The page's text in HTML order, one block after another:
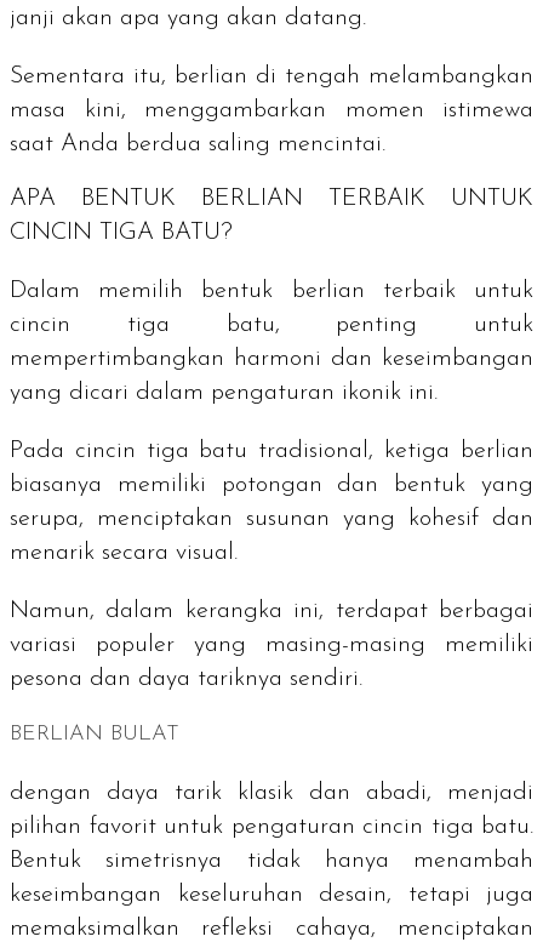
janji akan apa yang akan datang.
Sementara itu, berlian di tengah melambangkan
masa kini, menggambarkan momen istimewa
saat Anda berdua saling mencintai.
APA BENTUK BERLIAN TERBAIK UNTUK
CINCIN TIGA BATU?
Dalam memilih bentuk berlian terbaik untuk
cincin tiga batu, penting untuk
mempertimbangkan harmoni dan keseimbangan
yang dicari dalam pengaturan ikonik ini.
Pada cincin tiga batu tradisional, ketiga berlian
biasanya memiliki potongan dan bentuk yang
serupa, menciptakan susunan yang kohesif dan
menarik secara visual.
Namun, dalam kerangka ini, terdapat berbagai
variasi populer yang masing-masing memiliki
pesona dan daya tariknya sendiri.
BERLIAN BULAT
dengan daya tarik klasik dan abadi, menjadi
pilihan favorit untuk pengaturan cincin tiga batu.
Bentuk simetrisnya tidak hanya menambah
keseimbangan keseluruhan desain, tetapi juga
memaksimalkan refleksi cahaya, menciptakan